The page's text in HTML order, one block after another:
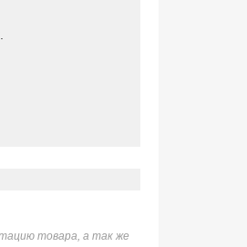
товара, а так же